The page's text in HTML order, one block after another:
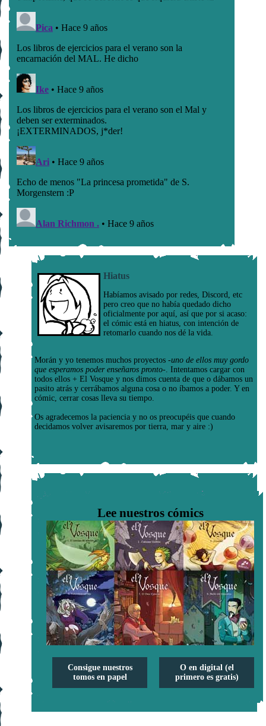
Hiatus
Habíamos avisado por redes, Discord, etc
pero creo que no había quedado dicho
oficialmente por aquí, así que por si acaso:
el cómic está en hiatus, con intención de
retomarlo cuando nos dé la vida.
Morán y yo tenemos muchos proyectos -uno de ellos muy gordo
que esperamos poder enseñaros pronto- . Intentamos cargar con
todos ellos + El Vosque y nos dimos cuenta de que o dábamos un
pasito atrás y cerrábamos alguna cosa o no íbamos a poder. Y en
cómic, cerrar cosas lleva su tiempo.
Os agradecemos la paciencia y no os preocupéis que cuando
decidamos volver avisaremos por tierra, mar y aire :)
Lee nuestros cómics
Consigue nuestros
tomos en papel
O en digital (el
primero es gratis)